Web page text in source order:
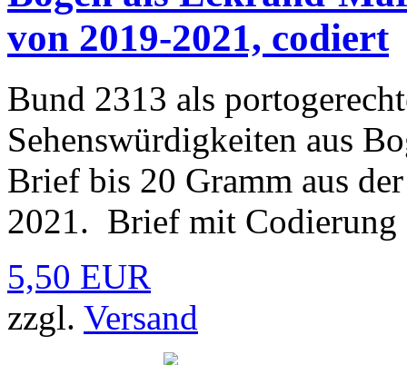
von 2019-2021, codiert
Bund 2313 als
Sehenswürdigkeiten aus
Brief bis 20 Gramm aus
2021. Brief mit
5,50 EUR
zzgl. Versand